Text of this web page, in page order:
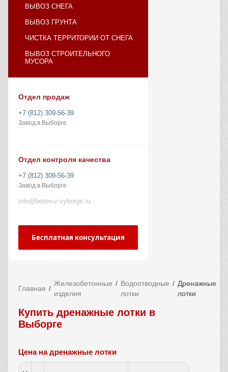
ВЫВОЗ СНЕГА
ВЫВОЗ ГРУНТА
ЧИСТКА ТЕРРИТОРИИ ОТ СНЕГА
ВЫВОЗ СТРОИТЕЛЬНОГО
МУСОРА
Отдел продаж
+7 (812) 309-56-39
Завод в Выборге
Отдел контроля качества
+7 (812) 309-56-39
Завод в Выборге
info@beton-v-vyborge.ru
Бесплатная консультация
Главная
Железобетонные
изделия
Водоотводные
лотки
Дренажные
лотки
Купить дренажные лотки в
Выборге
Цена на дренажные лотки